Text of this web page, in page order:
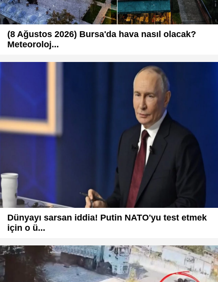
(8 Ağustos 2026) Bursa'da hava nasıl olacak?
Meteoroloj...
Dünyayı sarsan iddia! Putin NATO'yu test etmek
için o ü...